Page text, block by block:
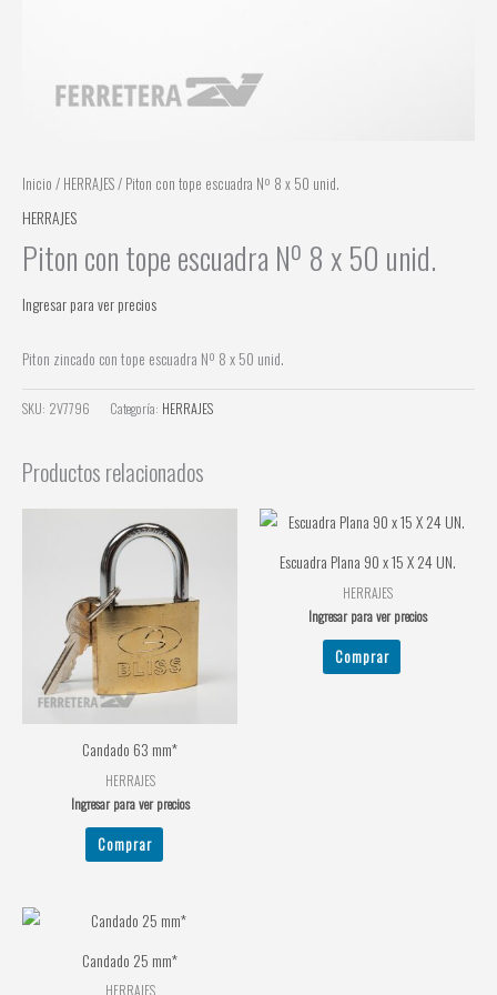
Inicio / HERRAJES/ Piton con tope escuadra Nº 8 x 50 unid.
HERRAJES
Piton con tope escuadra Nº 8 x 50 unid.
Ingresar para ver precios
Piton zincado con tope escuadra Nº 8 x 50 unid.
SKU: 2V7796 Categoría: HERRAJES
Productos relacionados
Candado 63 mm*
HERRAJES
Ingresar para ver precios
Comprar
Escuadra Plana 90 x 15 X 24 UN.
HERRAJES
Ingresar para ver precios
Comprar
Candado 25 mm*
HERRAJES